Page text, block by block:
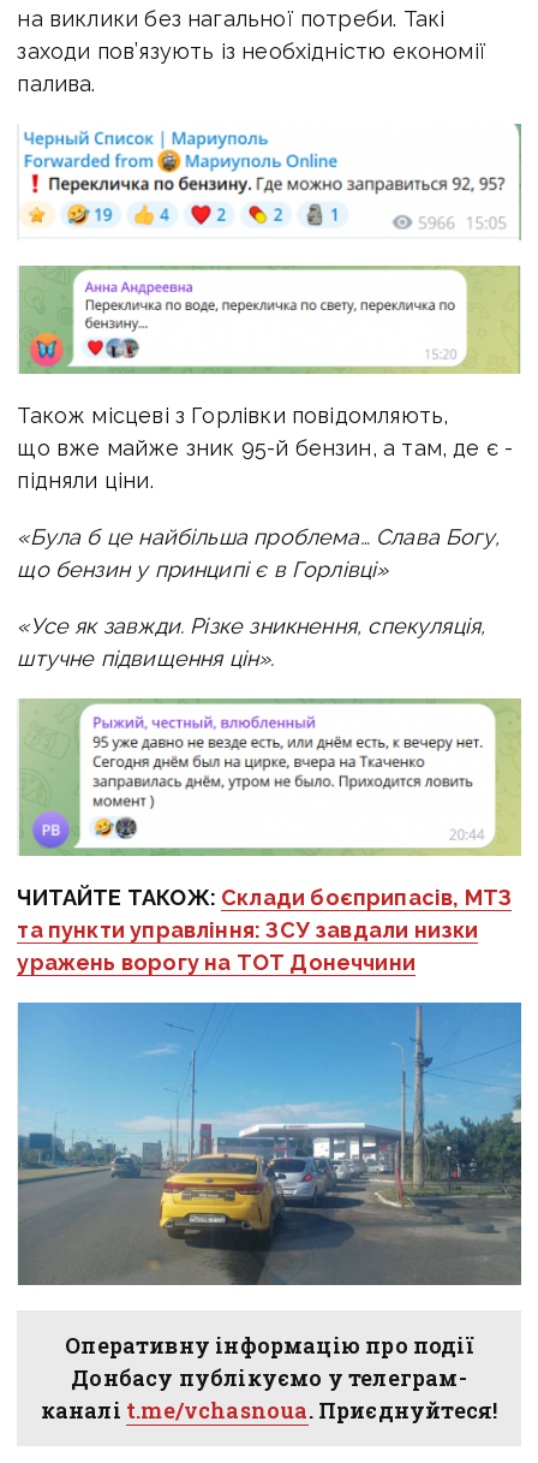
на виклики без нагальної потреби. Такі
заходи пов’язують із необхідністю економії
палива.
Також місцеві з Горлівки повідомляють,
що вже майже зник 95-й бензин, а там, де є -
підняли ціни.
«Була б це найбільша проблема… Слава Богу,
що бензин у принципі є в Горлівці»
«Усе як завжди. Різке зникнення, спекуляція,
штучне підвищення цін».
ЧИТАЙТЕ ТАКОЖ: Склади боєприпасів, МТЗ
та пункти управління: ЗСУ завдали низки
уражень ворогу на ТОТ Донеччини
Оперативну інформацію про події
Донбасу публікуємо у телеграм-
каналі t.me/vchasnoua. Приєднуйтеся!